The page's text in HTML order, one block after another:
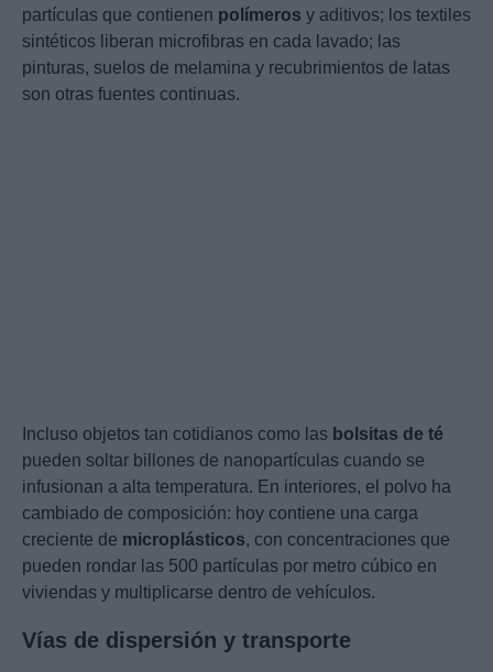
partículas que contienen polímeros y aditivos; los textiles
sintéticos liberan microfibras en cada lavado; las
pinturas, suelos de melamina y recubrimientos de latas
son otras fuentes continuas.
Incluso objetos tan cotidianos como las bolsitas de té
pueden soltar billones de nanopartículas cuando se
infusionan a alta temperatura. En interiores, el polvo ha
cambiado de composición: hoy contiene una carga
creciente de microplásticos, con concentraciones que
pueden rondar las 500 partículas por metro cúbico en
viviendas y multiplicarse dentro de vehículos.
Vías de dispersión y transporte